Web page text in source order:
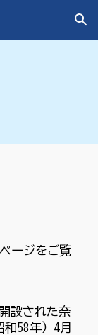
Skip to navigation
ージをご覧
設された奈
58年）4月